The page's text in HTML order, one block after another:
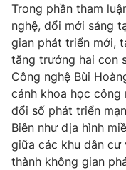
Chuyên mục khác
Emagazine
Photo
Video
VTV Money
Trong phần tham
nghệ, đổi mới sáng
gian phát triển mới,
tăng trưởng hai con
Công nghệ Bùi
cảnh khoa học công
đổi số phát triển
Biên như địa hình
giữa các khu dân
thành không gian